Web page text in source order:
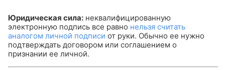
Юридическая сила: неквалифицированную
электронную подпись все равно нельзя считать
аналогом личной подписи от руки. Обычно ее нужно
подтверждать договором или соглашением о
признании ее личной.